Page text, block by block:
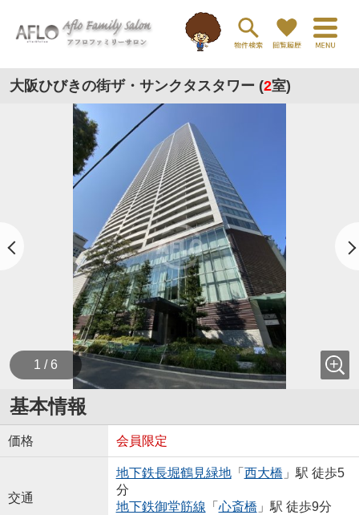
大阪ひびきの街ザ・サンクタスタワー (2室)
1 / 6
基本情報
価格 会員限定
交通
地下鉄長堀鶴見緑地「 西大橋 」駅 徒歩5
分
地下鉄御堂筋線 「 心斎橋 」駅 徒歩9分